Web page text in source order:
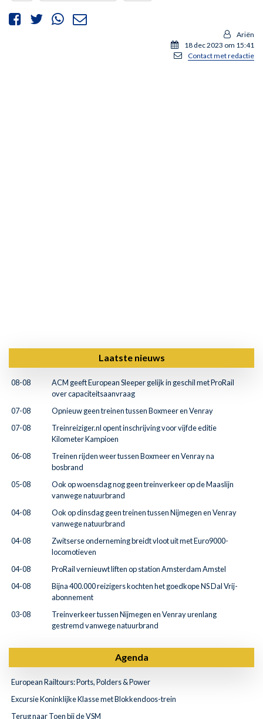
Ariën
18 dec 2023 om 15:41
Contact met redactie
Laatste nieuws
08-08
ACM geeft European Sleeper gelijk in geschil met ProRail
over capaciteitsaanvraag
07-08
Opnieuw geen treinen tussen Boxmeer en Venray
07-08
Treinreiziger.nl opent inschrijving voor vijfde editie
Kilometer Kampioen
06-08
Treinen rijden weer tussen Boxmeer en Venray na
bosbrand
05-08
Ook op woensdag nog geen treinverkeer op de Maaslijn
vanwege natuurbrand
04-08
Ook op dinsdag geen treinen tussen Nijmegen en Venray
vanwege natuurbrand
04-08
Zwitserse onderneming breidt vloot uit met Euro9000-
locomotieven
04-08
ProRail vernieuwt liften op station Amsterdam Amstel
04-08
Bijna 400.000 reizigers kochten het goedkope NS Dal Vrij-
abonnement
03-08
Treinverkeer tussen Nijmegen en Venray urenlang
gestremd vanwege natuurbrand
Agenda
European Railtours: Ports, Polders & Power
Excursie Koninklijke Klasse met Blokkendoos-trein
Terug naar Toen bij de VSM